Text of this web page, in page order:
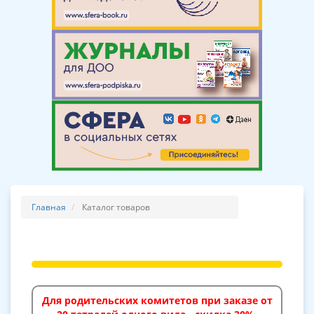
Главная Каталог товаров
Для родительских комитетов при заказе от